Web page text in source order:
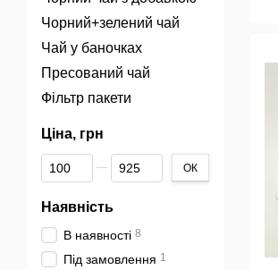
Чорний+зелений чай
Чай у баночках
Пресований чай
Фільтр пакети
Ціна, грн
Від Ціна, грн
До Ціна, грн ОК
Наявність
В наявності 8
Під замовлення 1